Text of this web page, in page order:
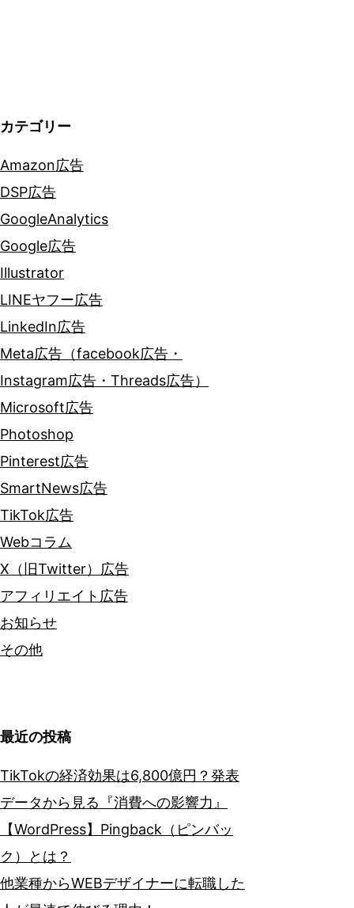
カテゴリー
Amazon広告
DSP広告
GoogleAnalytics
Google広告
Illustrator
LINEヤフー広告
LinkedIn広告
Meta広告（facebook広告・
Instagram広告・Threads広告）
Microsoft広告
Photoshop
Pinterest広告
SmartNews広告
TikTok広告
Webコラム
X（旧Twitter）広告
アフィリエイト広告
お知らせ
その他
最近の投稿
TikTokの経済効果は6,800億円？発表
データから見る『消費への影響力』
【WordPress】Pingback（ピンバッ
ク）とは？
他業種からWEBデザイナーに転職した